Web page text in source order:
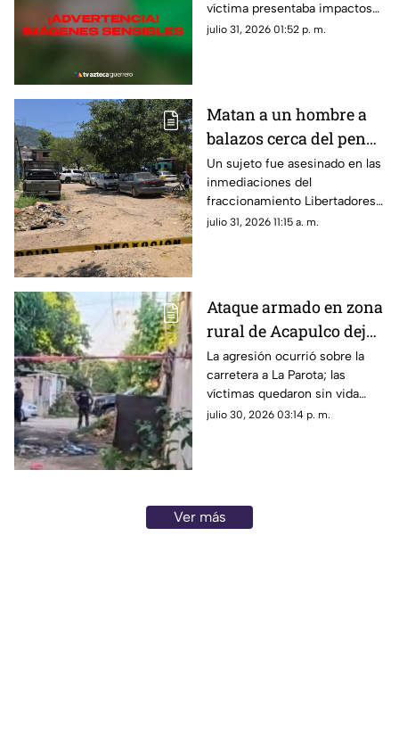
víctima presentaba impactos
de bala.
julio 31, 2026 01:52 p. m.
Matan a un hombre a
balazos cerca del penal
de Acapulco
Un sujeto fue asesinado en las
inmediaciones del
fraccionamiento Libertadores
durante la tarde de este
julio 31, 2026 11:15 a. m.
Ataque armado en zona
rural de Acapulco deja
dos hombres muertos
La agresión ocurrió sobre la
carretera a La Parota; las
víctimas quedaron sin vida
dentro de un local de comida.
julio 30, 2026 03:14 p. m.
Ver más